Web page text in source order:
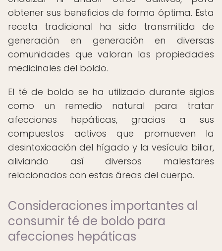
obtener sus beneficios de forma óptima. Esta
receta tradicional ha sido transmitida de
generación en generación en diversas
comunidades que valoran las propiedades
medicinales del boldo.
El té de boldo se ha utilizado durante siglos
como un remedio natural para tratar
afecciones hepáticas, gracias a sus
compuestos activos que promueven la
desintoxicación del hígado y la vesícula biliar,
aliviando así diversos malestares
relacionados con estas áreas del cuerpo.
Consideraciones importantes al
consumir té de boldo para
afecciones hepáticas